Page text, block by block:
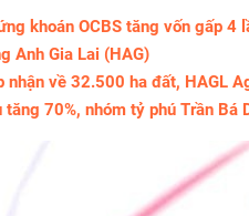
khoán OCBS tăng vốn gấp
Anh Gia Lai (HAG)
nhận về 32.500 ha đất, HAGL
tăng 70%, nhóm tỷ phú Trần